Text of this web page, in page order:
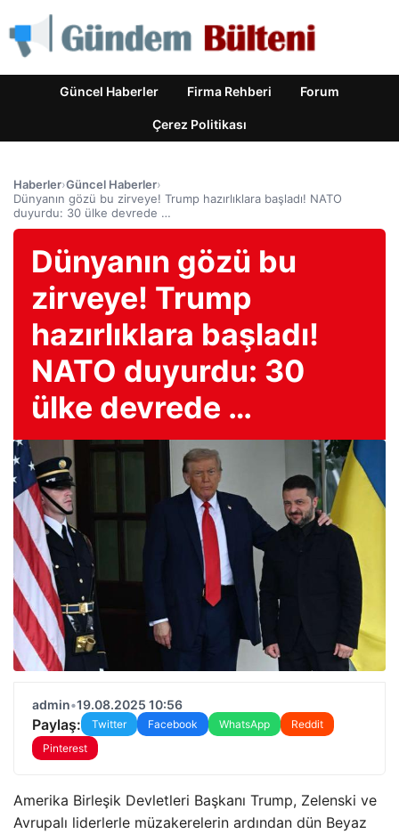
Güncel Haberler Firma Rehberi Forum
Çerez Politikası
Haberler›Güncel Haberler›
Dünyanın gözü bu zirveye! Trump hazırlıklara başladı! NATO
duyurdu: 30 ülke devrede …
Dünyanın gözü bu
zirveye! Trump
hazırlıklara başladı!
NATO duyurdu: 30
ülke devrede …
admin•19.08.2025 10:56
Paylaş: Twitter Facebook WhatsApp
Reddit
Pinterest
Amerika Birleşik Devletleri Başkanı Trump, Zelenski ve
Avrupalı liderlerle müzakerelerin ardından dün Beyaz